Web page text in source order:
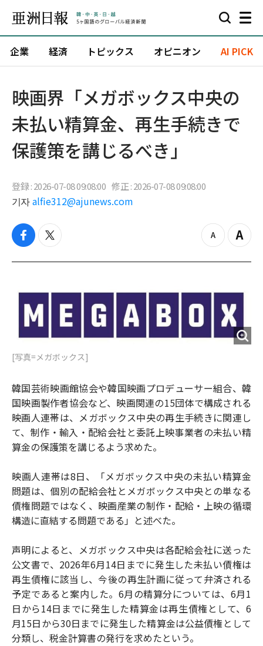
企業 経済 トピックス オピニオン AI PICK
映画界「メガボックス中央の
未払い精算金、再生手続きで
保護策を講じるべき」
登録 : 2026-07-08 09:08:00 修正 : 2026-07-08 09:08:00
기자 alfie312@ajunews.com
f
c
o
o
t
i
e
z
o
u
Z
o
n
[写真=メガボックス]
韓国芸術映画館協会や韓国映画プロデューサー組合、韓
国映画製作者協会など、映画関連の15団体で構成される
映画人連帯は、メガボックス中央の再生手続きに関連し
て、制作・輸入・配給会社と委託上映事業者の未払い精
算金の保護策を講じるよう求めた。
映画人連帯は8日、「メガボックス中央の未払い精算金
問題は、個別の配給会社とメガボックス中央との単なる
債権問題ではなく、映画産業の制作・配給・上映の循環
構造に直結する問題である」と述べた。
声明によると、メガボックス中央は各配給会社に送った
公文書で、2026年6月14日までに発生した未払い債権は
再生債権に該当し、今後の再生計画に従って弁済される
予定であると案内した。6月の精算分については、6月1
日から14日までに発生した精算金は再生債権として、6
月15日から30日までに発生した精算金は公益債権として
分類し、税金計算書の発行を求めたという。